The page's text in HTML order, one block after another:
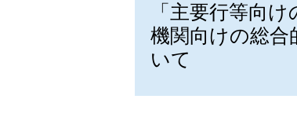
「主要行等向
機関向けの総合
いて